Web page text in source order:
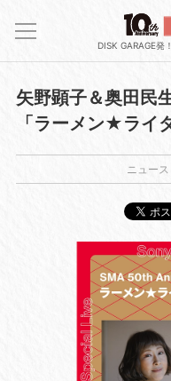
DISK GARAGE発
矢野顕子＆奥田民
「ラーメン★ライ
ニュース